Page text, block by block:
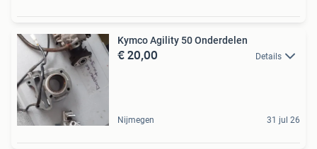
Kymco Agility 50 Onderdelen
€ 20,00 Details
Nijmegen 31 jul 26